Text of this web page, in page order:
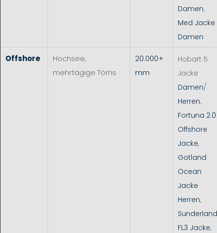
Damen,
Med Jacke
Damen
Offshore
Hochsee,
mehrtägige Törns
20.000+
mm
Hobart 5
Jacke
Damen/
Herren,
Fortuna 2.0
Offshore
Jacke,
Gotland
Ocean
Jacke
Herren,
Sunderland
FL3 Jacke,